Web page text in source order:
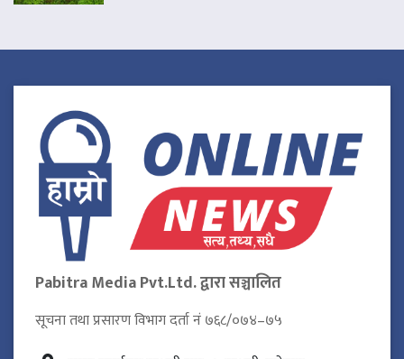
Pabitra Media Pvt.Ltd. द्वारा सञ्चालित
सूचना तथा प्रसारण विभाग दर्ता नं ७६८/०७४–७५